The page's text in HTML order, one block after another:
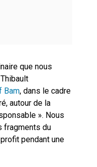
que nous
Bam, dans le cadre
autour de la
». Nous
fragments du
pendant une